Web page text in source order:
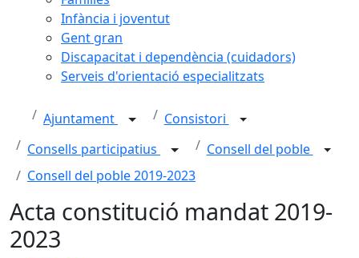
Infància i joventut
Gent gran
Discapacitat i dependència (cuidadors)
Serveis d'orientació especialitzats
Ajuntament
Consistori
Consells participatius
Consell del poble
Consell del poble 2019-2023
Acta constitució mandat 2019-
2023